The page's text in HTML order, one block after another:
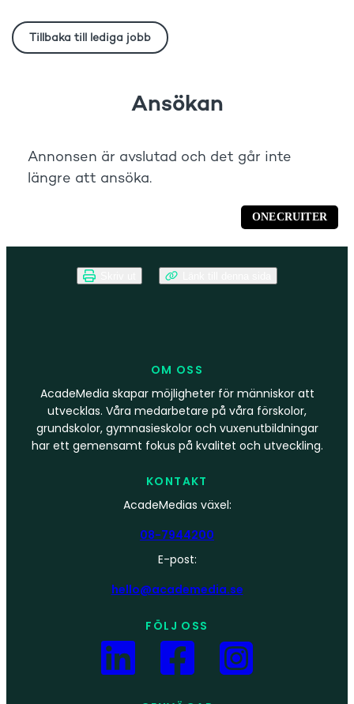
OM OSS
AcadeMedia skapar möjligheter för människor att
utvecklas. Våra medarbetare på våra förskolor,
grundskolor, gymnasieskolor och vuxenutbildningar
har ett gemensamt fokus på kvalitet och utveckling.
KONTAKT
AcadeMedias växel:
08-7944200
E-post:
hello@academedia.se
FÖLJ OSS